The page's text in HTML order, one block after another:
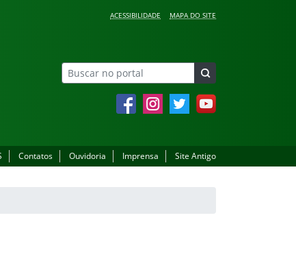
ACESSIBILIDADE MAPA DO SITE
FacebookInstagramTwitter YouTube
Contatos Ouvidoria Imprensa Site Antigo